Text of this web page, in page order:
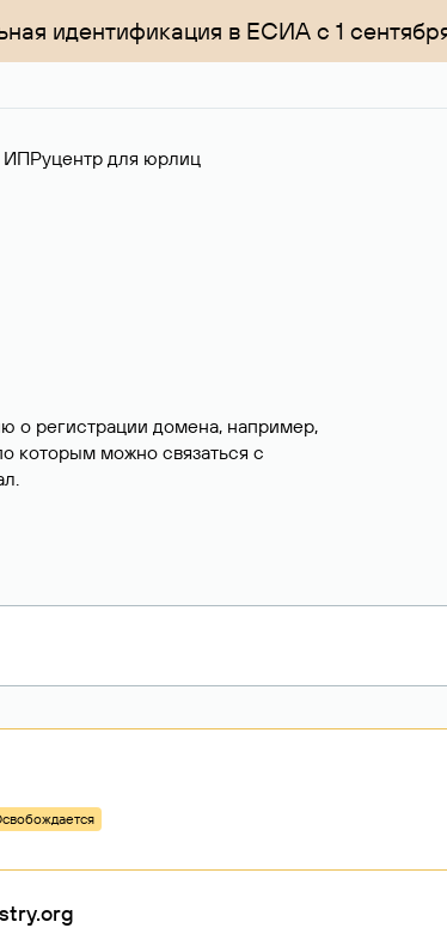
идентификация в ЕСИА с 1
ИПРуцентр для юрлиц
о регистрации домена, например,
которым можно связаться с